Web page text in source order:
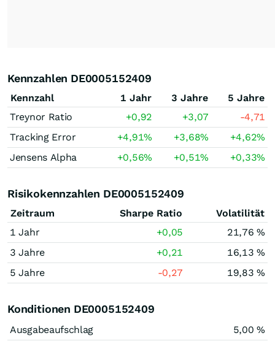
Kennzahlen DE0005152409
Kennzahl 1 Jahr 3 Jahre
5 Jahre
Treynor Ratio
+0,92 +3,07
-4,71
Tracking Error
+4,91% +3,68% +4,62%
Jensens Alpha
+0,56% +0,51% +0,33%
Risikokennzahlen DE0005152409
Zeitraum Sharpe Ratio
Volatilität
1 Jahr
+0,05
21,76 %
3 Jahre
+0,21
16,13 %
5 Jahre
-0,27 19,83 %
Konditionen DE0005152409
Ausgabeaufschlag
5,00 %